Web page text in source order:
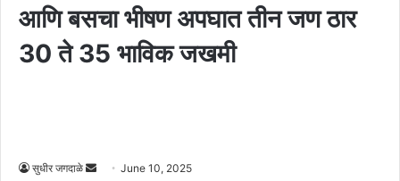
आणि बसचा भीषण अपघात तीन जण ठार
30 ते 35 भाविक जखमी
सुधीर जगदाळे
SendJune 10, 2025